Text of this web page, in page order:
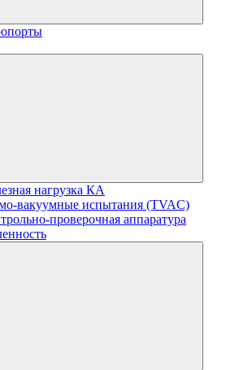
нагрузка КА
вакуумные испытания (TVAC)
проверочная аппаратура